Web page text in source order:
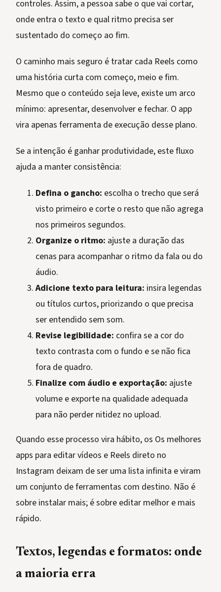
controles. Assim, a pessoa sabe o que vai cortar,
onde entra o texto e qual ritmo precisa ser
sustentado do começo ao fim.
O caminho mais seguro é tratar cada Reels como
uma história curta com começo, meio e fim.
Mesmo que o conteúdo seja leve, existe um arco
mínimo: apresentar, desenvolver e fechar. O app
vira apenas ferramenta de execução desse plano.
Se a intenção é ganhar produtividade, este fluxo
ajuda a manter consistência:
Defina o gancho: escolha o trecho que será
visto primeiro e corte o resto que não agrega
nos primeiros segundos.
Organize o ritmo: ajuste a duração das
cenas para acompanhar o ritmo da fala ou do
áudio.
Adicione texto para leitura: insira legendas
ou títulos curtos, priorizando o que precisa
ser entendido sem som.
Revise legibilidade: confira se a cor do
texto contrasta com o fundo e se não fica
fora de quadro.
Finalize com áudio e exportação: ajuste
volume e exporte na qualidade adequada
para não perder nitidez no upload.
Quando esse processo vira hábito, os Os melhores
apps para editar vídeos e Reels direto no
Instagram deixam de ser uma lista infinita e viram
um conjunto de ferramentas com destino. Não é
sobre instalar mais; é sobre editar melhor e mais
rápido.
Textos, legendas e formatos: onde
a maioria erra